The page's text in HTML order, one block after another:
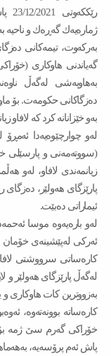
ژمارەیەك گەڕەك و ناحیە
بەركەوت، تیمەكانی
گەیاندنی هاوكاری
بەهاوبەشی لەگەڵ
دەزگاكانی حكومەت. بۆ
بەو خێزانانە كرد كە لافاو
لەو چوارچێوەیەدا
زیانمەندی لافاو، لەو
پارێزگای هەولێر،
ئیماراتی دەبێت.
لەو بارەیەوە موسا
ئەركی لەپێشینەی خۆمان
كارەساتی سرووشتی
لەگەڵ پارێزگای هەولێر و
بەزووترین كات هاوكاری و
كارەساتە بوونەتەوە،
خۆراكی گەرم سێ ژمە بۆ
پاش ئەم پرۆسەیە،